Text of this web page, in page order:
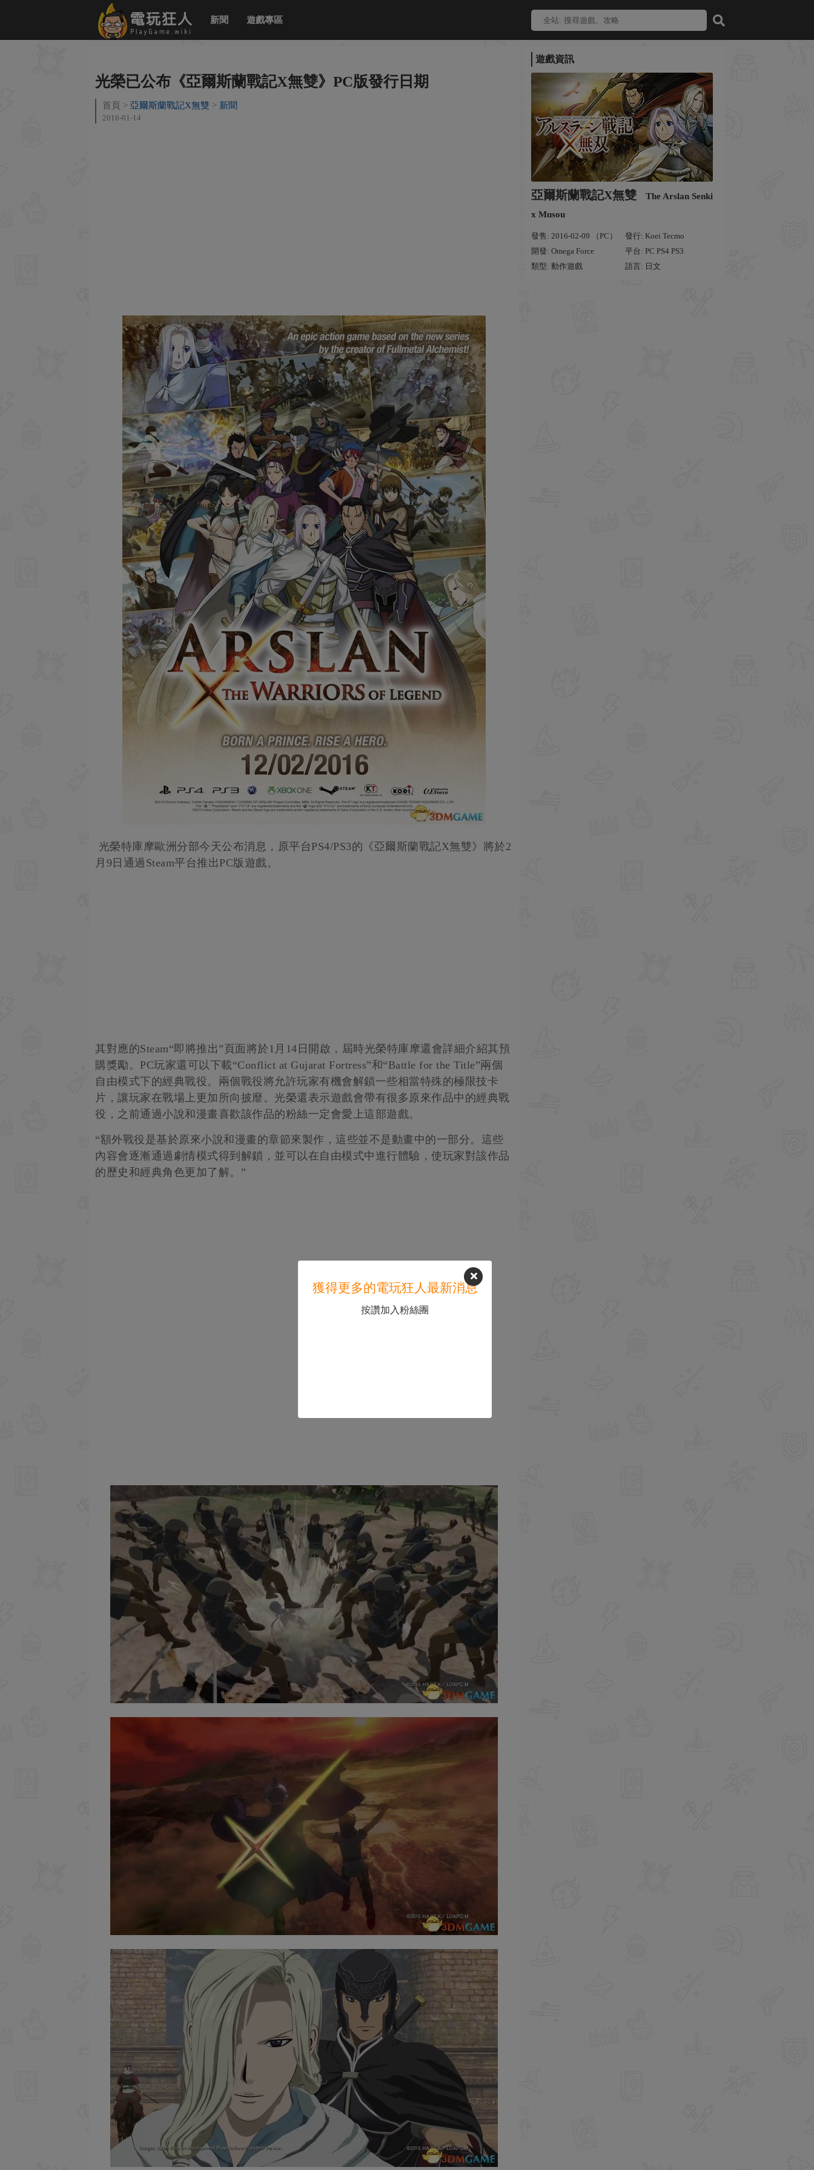
新聞 遊戲專區
遊戲資訊
亞爾斯蘭戰記X無雙
The Arslan Senki
x Musou
發售: 2016-02-09 （PC）
發行: Koei Tecmo
開發: Omega Force
平台: PC PS4 PS3
類型: 動作遊戲
語言: 日文
光榮已公布《亞爾斯蘭戰記X無雙》PC版發行日期
首頁 亞爾斯蘭戰記X無雙 新聞
2016-01-14
光榮特庫摩歐洲分部今天公布消息，原平台PS4/PS3的《亞爾斯蘭戰記X無雙》將於2
月9日通過Steam平台推出PC版遊戲。
其對應的Steam“即將推出”頁面將於1月14日開啟，屆時光榮特庫摩還會詳細介紹其預
購獎勵。PC玩家還可以下載“Conflict at Gujarat Fortress”和“Battle for the Title”兩個
自由模式下的經典戰役。兩個戰役將允許玩家有機會解鎖一些相當特殊的極限技卡
片，讓玩家在戰場上更加所向披靡。光榮還表示遊戲會帶有很多原來作品中的經典戰
役，之前通過小說和漫畫喜歡該作品的粉絲一定會愛上這部遊戲。
“額外戰役是基於原來小說和漫畫的章節來製作，這些並不是動畫中的一部分。這些
內容會逐漸通過劇情模式得到解鎖，並可以在自由模式中進行體驗，使玩家對該作品
的歷史和經典角色更加了解。”
獲得更多的電玩狂人最新消息
按讚加入粉絲團